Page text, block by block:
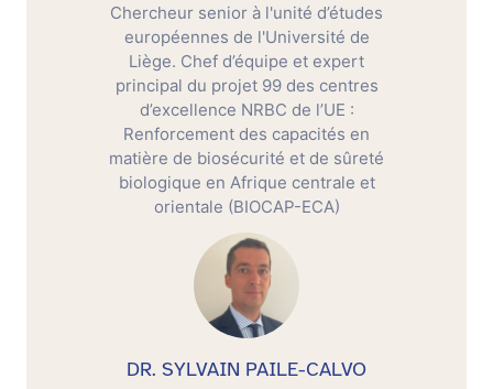
Chercheur senior à l'unité d’études
européennes de l'Université de
Liège. Chef d’équipe et expert
principal du projet 99 des centres
d’excellence NRBC de l’UE :
Renforcement des capacités en
matière de biosécurité et de sûreté
biologique en Afrique centrale et
orientale (BIOCAP-ECA)
DR. SYLVAIN PAILE-CALVO